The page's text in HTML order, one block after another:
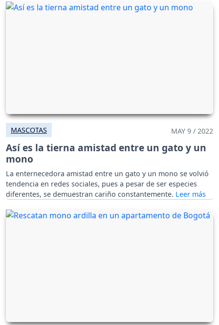
MASCOTAS MAY 9 / 2022
Así es la tierna amistad entre un gato y un
mono
La enternecedora amistad entre un gato y un mono se volvió
tendencia en redes sociales, pues a pesar de ser especies
diferentes, se demuestran cariño constantemente.